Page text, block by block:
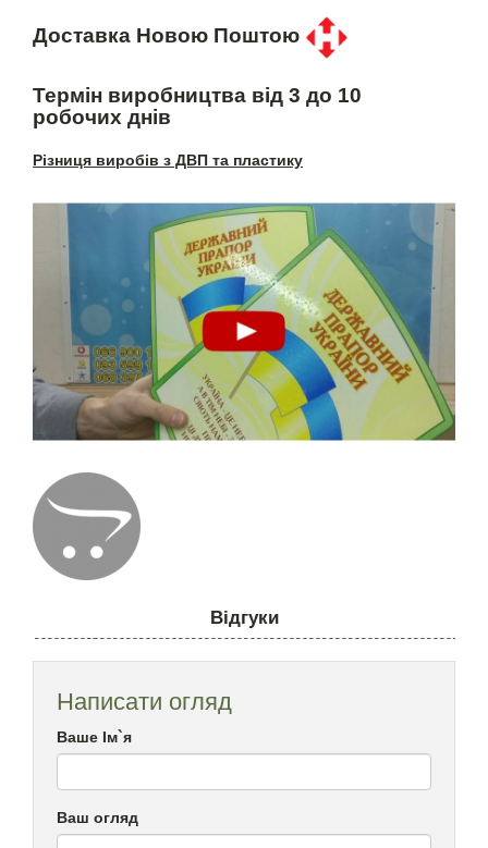
Доставка Новою Поштою
Термін виробництва від 3 до 10
робочих днів
Різниця виробів з ДВП та пластику
Відгуки
Написати огляд
Ваше Ім`я
Ваш огляд